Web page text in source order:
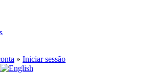
» Iniciar sessão